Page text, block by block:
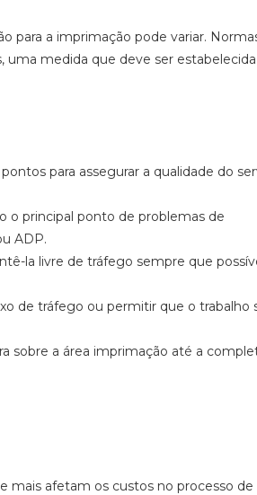
para a imprimação pode variar.
uma medida que deve ser
para assegurar a qualidade do
o principal ponto de problemas de
ADP.
la livre de tráfego sempre que
de tráfego ou permitir que o trabalho
sobre a área imprimação até a
mais afetam os custos no processo de